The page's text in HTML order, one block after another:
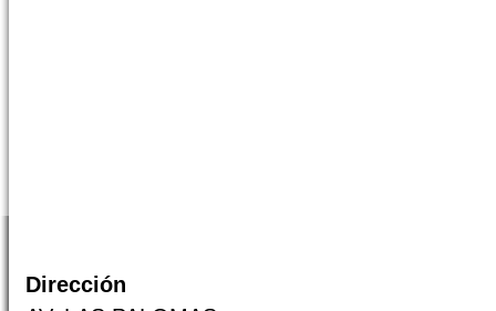
Dirección